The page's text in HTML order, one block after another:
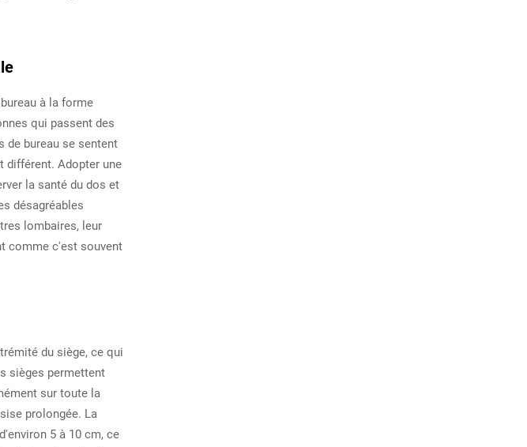
à la forme
qui passent des
de bureau se sentent
différent. Adopter une
la santé du dos et
désagréables
lombaires, leur
comme c'est souvent
du siège, ce qui
sièges permettent
sur toute la
prolongée. La
5 à 10 cm, ce